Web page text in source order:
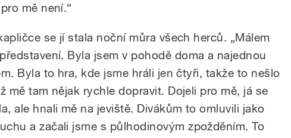
mě není.“
se jí stala noční můra všech herců. „Málem
Byla jsem v pohodě doma a najednou
Byla to hra, kde jsme hráli jen čtyři, takže to nešlo
mě tam nějak rychle dopravit. Dojeli pro mě, já se
ale hnali mě na jeviště. Divákům to omluvili jako
a začali jsme s půlhodinovým zpožděním. To